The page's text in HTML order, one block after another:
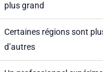
plus grand
Certaines régions sont
d’autres